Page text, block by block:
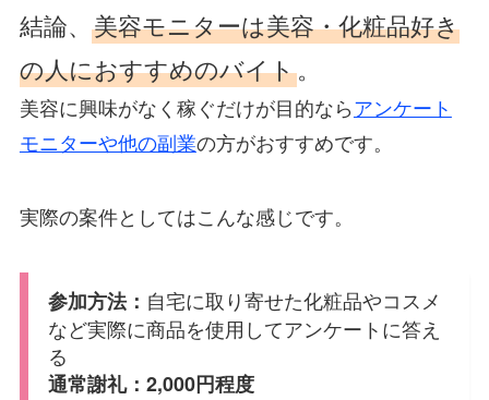
結論、 美容モニターは美容・化粧品好き
の人におすすめのバイト。
美容に興味がなく稼ぐだけが目的ならアンケート
モニターや他の副業の方がおすすめです。
実際の案件としてはこんな感じです。
参加方法： 自宅に取り寄せた化粧品やコスメ
など実際に商品を使用してアンケートに答え
る
通常謝礼：2,000円程度